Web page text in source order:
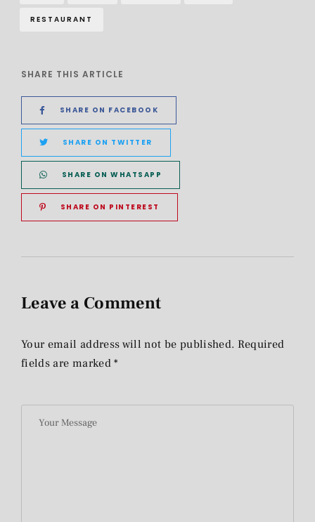
RESTAURANT
SHARE THIS ARTICLE
SHARE ON FACEBOOK
SHARE ON TWITTER
SHARE ON WHATSAPP
SHARE ON PINTEREST
Leave a Comment
Your email address will not be published. Required
fields are marked *